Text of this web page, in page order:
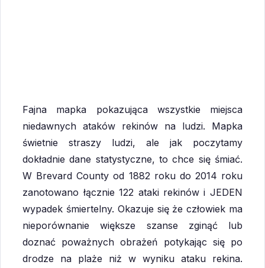
Fajna mapka pokazująca wszystkie miejsca
niedawnych ataków rekinów na ludzi. Mapka
świetnie straszy ludzi, ale jak poczytamy
dokładnie dane statystyczne, to chce się śmiać.
W Brevard County od 1882 roku do 2014 roku
zanotowano łącznie 122 ataki rekinów i JEDEN
wypadek śmiertelny. Okazuje się że człowiek ma
nieporównanie większe szanse zginąć lub
doznać poważnych obrażeń potykając się po
drodze na plaże niż w wyniku ataku rekina.